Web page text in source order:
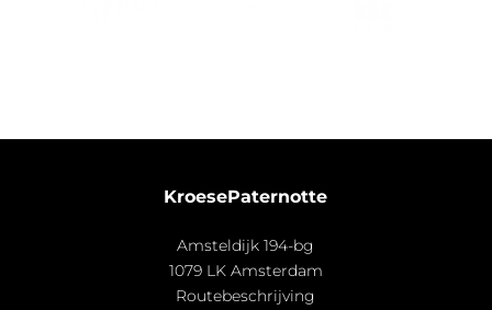
KroesePaternotte
Amsteldijk 194-bg
1079 LK Amsterdam
Routebeschrijving